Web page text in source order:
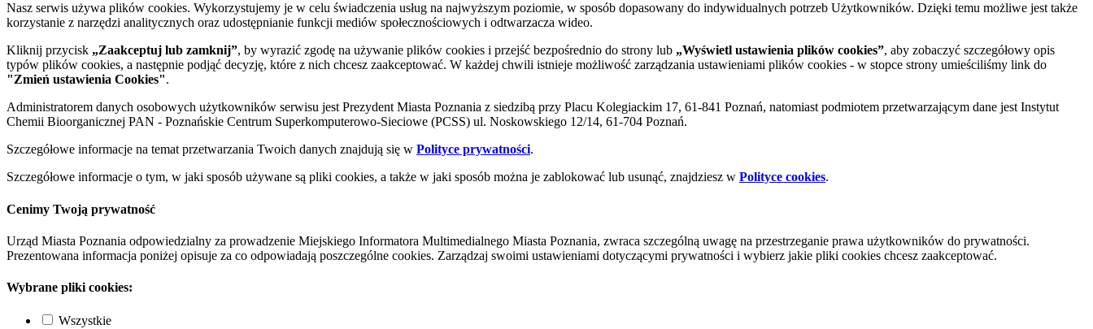
Nasz serwis używa plików cookies. Wykorzystujemy je w celu świadczenia usług na najwyższym poziomie, w sposób dopasowany do indywidualnych potrzeb Użytkowników. Dzięki temu możliwe jest także
korzystanie z narzędzi analitycznych oraz udostępnianie funkcji mediów społecznościowych i odtwarzacza wideo.
Kliknij przycisk „Zaakceptuj lub zamknij”, by wyrazić zgodę na używanie plików cookies i przejść bezpośrednio do strony lub „Wyświetl ustawienia plików cookies”, aby zobaczyć szczegółowy opis
typów plików cookies, a następnie podjąć decyzję, które z nich chcesz zaakceptować. W każdej chwili istnieje możliwość zarządzania ustawieniami plików cookies - w stopce strony umieściliśmy link do
"Zmień ustawienia Cookies".
Administratorem danych osobowych użytkowników serwisu jest Prezydent Miasta Poznania z siedzibą przy Placu Kolegiackim 17, 61-841 Poznań, natomiast podmiotem przetwarzającym dane jest Instytut
Chemii Bioorganicznej PAN - Poznańskie Centrum Superkomputerowo-Sieciowe (PCSS) ul. Noskowskiego 12/14, 61-704 Poznań.
Szczegółowe informacje na temat przetwarzania Twoich danych znajdują się w Polityce prywatności.
Szczegółowe informacje o tym, w jaki sposób używane są pliki cookies, a także w jaki sposób można je zablokować lub usunąć, znajdziesz w Polityce cookies.
Cenimy Twoją prywatność
Urząd Miasta Poznania odpowiedzialny za prowadzenie Miejskiego Informatora Multimedialnego Miasta Poznania, zwraca szczególną uwagę na przestrzeganie prawa użytkowników do prywatności.
Prezentowana informacja poniżej opisuje za co odpowiadają poszczególne cookies. Zarządzaj swoimi ustawieniami dotyczącymi prywatności i wybierz jakie pliki cookies chcesz zaakceptować.
Wybrane pliki cookies:
Wszystkie